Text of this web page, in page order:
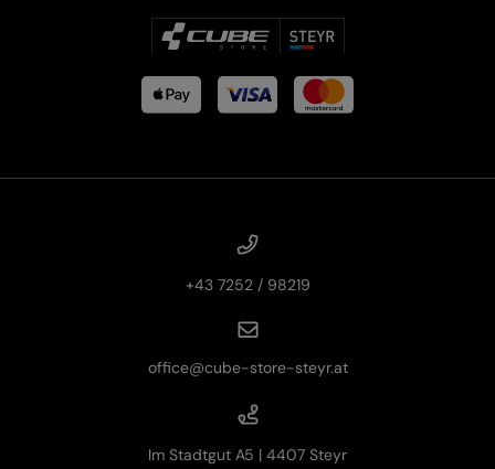
+43 7252 / 98219
office@cube-store-steyr.at
Im Stadtgut A5 | 4407 Steyr